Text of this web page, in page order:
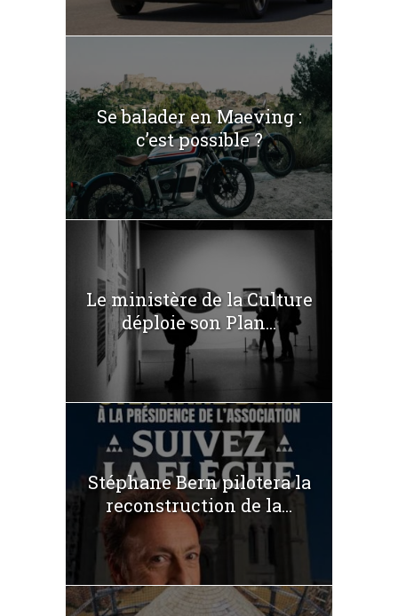
Se balader en Maeving :
c’est possible ?
Le ministère de la Culture
déploie son Plan...
Stéphane Bern pilotera la
reconstruction de la...